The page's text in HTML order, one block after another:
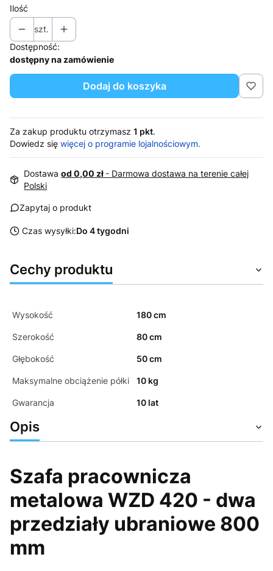
Ilość
szt.
Dostępność:
dostępny na zamówienie
Dodaj do koszyka
Za zakup produktu otrzymasz 1 pkt.
Dowiedz się więcej o programie lojalnościowym.
Dostawaod 0,00 zł - Darmowa dostawa na terenie całej
Polski
Zapytaj o produkt
Czas wysyłki:Do 4 tygodni
Cechy produktu
Wysokość 180 cm
Szerokość 80 cm
Głębokość 50 cm
Maksymalne obciążenie półki 10 kg
Gwarancja 10 lat
Opis
Szafa pracownicza
metalowa WZD 420 - dwa
przedziały ubraniowe 800
mm